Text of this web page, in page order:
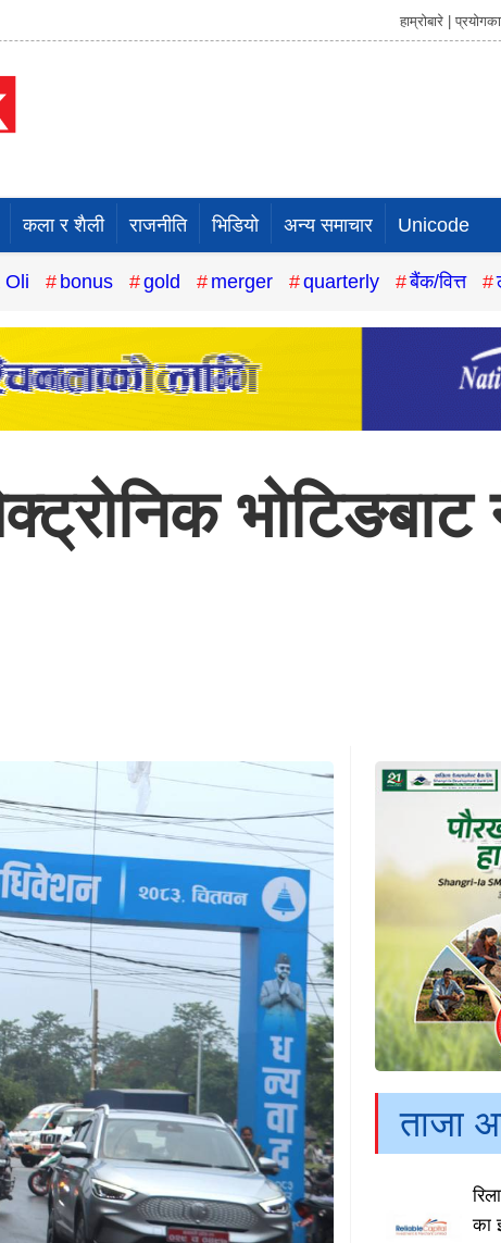
हाम्रोबारे | प्रयोगका
कला र शैली राजनीति भिडियो अन्य समाचार Unicode
Oli bonus gold merger quarterly बैंक/वित्त
भोटिङबाट
ताजा
का